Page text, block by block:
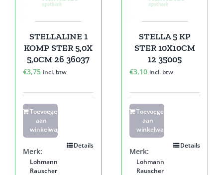
STELLALINE 1
KOMP STER 5,0X
5,0CM 26 36037
€3,75 incl. btw
Toevoegen
aan
winkelwagen
Details
Merk:
Lohmann
Rauscher
STELLA 5 KP
STER 10X10CM
12 35005
€3,10 incl. btw
Toevoegen
aan
winkelwagen
Details
Merk:
Lohmann
Rauscher